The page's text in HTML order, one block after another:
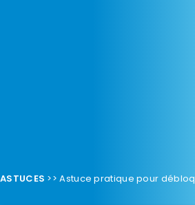
ASTUCES >>Astuce pratique pour